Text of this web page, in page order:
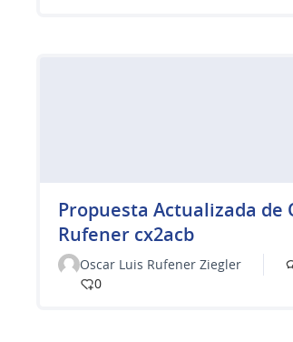
Propuesta Actualizada de
Rufener cx2acb
Oscar Luis Rufener Ziegler
0